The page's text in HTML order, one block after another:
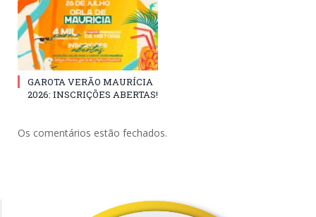
GAROTA VERÃO MAURÍCIA
2026: INSCRIÇÕES ABERTAS!
Os comentários estão fechados.